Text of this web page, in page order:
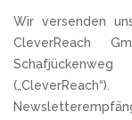
Wir versenden
CleverReach